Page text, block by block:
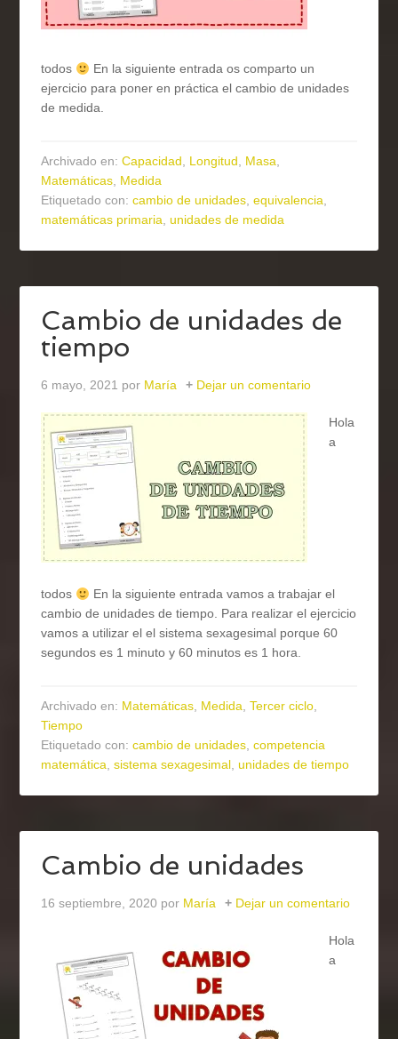
todos
En la siguiente entrada os comparto un
ejercicio para poner en práctica el cambio de unidades
de medida.
Archivado en:Capacidad, Longitud, Masa,
Matemáticas, Medida
Etiquetado con:cambio de unidades,equivalencia,
matemáticas primaria,unidades de medida
Cambio de unidades de
tiempo
6 mayo, 2021 por María Dejar un comentario
Hola
a
todos
En la siguiente entrada vamos a trabajar el
cambio de unidades de tiempo. Para realizar el ejercicio
vamos a utilizar el el sistema sexagesimal porque 60
segundos es 1 minuto y 60 minutos es 1 hora.
Archivado en: Matemáticas, Medida,Tercer ciclo,
Tiempo
Etiquetado con:cambio de unidades,competencia
matemática,sistema sexagesimal,unidades de tiempo
Cambio de unidades
16 septiembre, 2020 por María Dejar un comentario
Hola
a